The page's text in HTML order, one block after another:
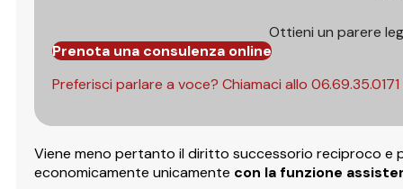
Ottieni un parere
Prenota una consulenza online
Preferisci parlare a voce? Chiamaci allo 06.69.35.0171
Viene meno pertanto il diritto successorio reciproco e
economicamente unicamente con la funzione